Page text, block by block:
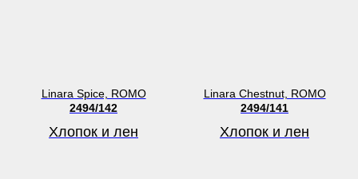
Linara Spice, ROMO
2494/142
Хлопок и лен
Linara Chestnut, ROMO
2494/141
Хлопок и лен